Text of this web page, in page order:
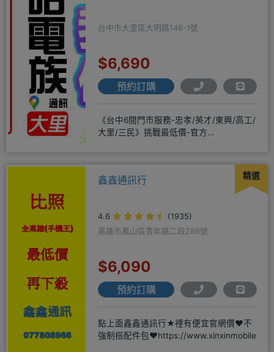
台中市大里區大明路146-1號
$6,690
預約訂購
《台中6間門市服務-忠孝/英才/東興/高工/
大里/三民》挑戰最低價-官方
精選
鑫鑫通訊行
4.6
(1935)
高雄市鳳山區青年路二段286號
$6,090
預約訂購
點上面鑫鑫通訊行★裡有便宜官網價❤️不
強制搭配件包❤️https://www.xinxinmobile